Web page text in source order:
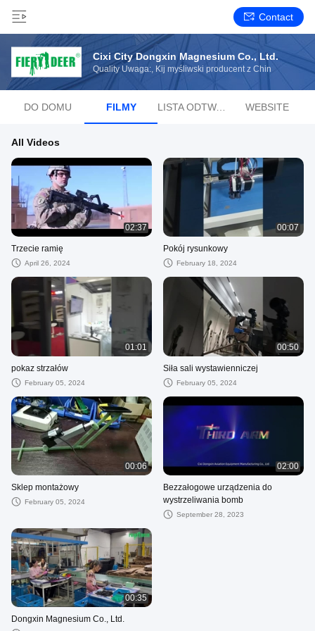
Contact
Cixi City Dongxin Magnesium Co., Ltd.
Quality Uwaga:, Kij myśliwski producent z Chin
DO DOMU FILMY LISTA ODTWARZANIA WEBSITE
All Videos
02:37
Trzecie ramię
April 26, 2024
00:07
Pokój rysunkowy
February 18, 2024
01:01
pokaz strzałów
February 05, 2024
00:50
Siła sali wystawienniczej
February 05, 2024
00:06
Sklep montażowy
February 05, 2024
02:00
Bezzałogowe urządzenia do
wystrzeliwania bomb
September 28, 2023
00:35
Dongxin Magnesium Co., Ltd.